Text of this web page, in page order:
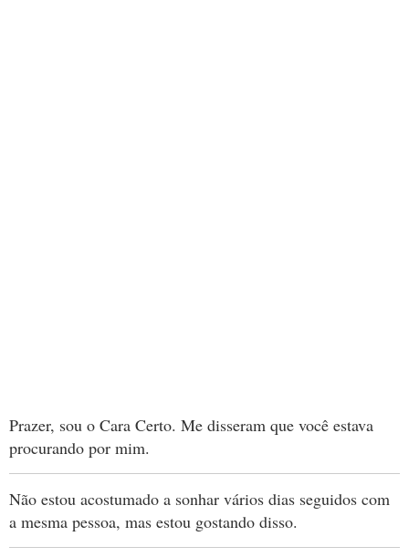
Prazer, sou o Cara Certo. Me disseram que você estava
procurando por mim.
Não estou acostumado a sonhar vários dias seguidos com
a mesma pessoa, mas estou gostando disso.